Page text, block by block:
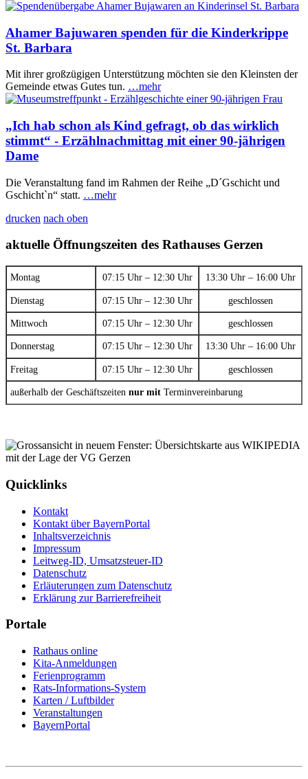
Ahamer Bajuwaren spenden für die Kinderkrippe
St. Barbara
Mit ihrer großzügigen Unterstützung möchten sie den Kleinsten der
Gemeinde etwas Gutes tun. …mehr
„Ich hab schon als Kind gefragt, ob das wirklich
stimmt“ - Erzählnachmittag mit einer 90-jährigen
Dame
Die Veranstaltung fand im Rahmen der Reihe „D´Gschicht und
Gschicht`n“ statt. …mehr
drucken nach oben
aktuelle Öffnungszeiten des Rathauses Gerzen
Montag 07:15 Uhr – 12:30 Uhr 13:30 Uhr – 16:00 Uhr
Dienstag 07:15 Uhr – 12:30 Uhr geschlossen
Mittwoch 07:15 Uhr – 12:30 Uhr geschlossen
Donnerstag 07:15 Uhr – 12:30 Uhr 13:30 Uhr – 16:00 Uhr
Freitag 07:15 Uhr – 12:30 Uhr geschlossen
außerhalb der Geschäftszeiten nur mit Terminvereinbarung
Quicklinks
Kontakt
Kontakt über BayernPortal
Inhaltsverzeichnis
Impressum
Leitweg-ID, Umsatzsteuer-ID
Datenschutz
Erläuterungen zum Datenschutz
Erklärung zur Barrierefreiheit
Portale
Rathaus online
Kita-Anmeldungen
Ferienprogramm
Rats-Informations-System
Karten / Luftbilder
Veranstaltungen
BayernPortal